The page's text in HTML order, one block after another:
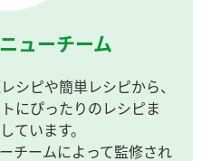
ューチーム
シピや簡単レシピから、
にぴったりのレシピま
ています。
チームによって監修され